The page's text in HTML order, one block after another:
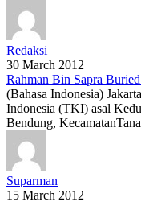
Redaksi
30 March 2012
Rahman Bin Sapra
(Bahasa Indonesia)
Indonesia (TKI) asal
Bendung,
Suparman
15 March 2012